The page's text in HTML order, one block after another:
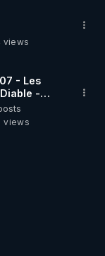
views
- Les
-
views